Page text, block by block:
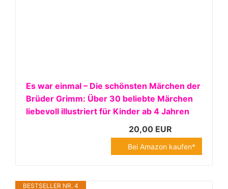
Es war einmal – Die schönsten Märchen der
Brüder Grimm: Über 30 beliebte Märchen
liebevoll illustriert für Kinder ab 4 Jahren
20,00 EUR
Bei Amazon kaufen*
BESTSELLER NR. 4